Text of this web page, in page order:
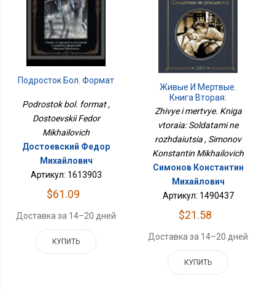
Подросток Бол. Формат
Podrostok bol. format ,
Dostoevskii Fedor
Mikhailovich
Достоевский Федор
Михайлович
Артикул: 1613903
$61.09
Доставка за 14–20 дней
КУПИТЬ
Живые И Мертвые.
Книга Вторая:
Солдатами Не
Рождаются
Zhivye i mertvye. Kniga
vtoraia: Soldatami ne
rozhdaiutsia , Simonov
Konstantin Mikhailovich
Симонов Константин
Михайлович
Артикул: 1490437
$21.58
Доставка за 14–20 дней
КУПИТЬ